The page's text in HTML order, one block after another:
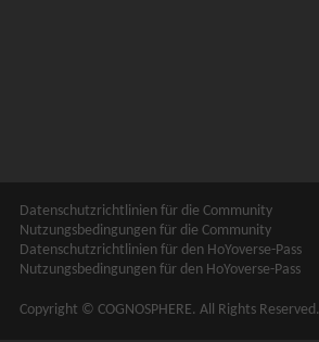
Datenschutzrichtlinien für die Community
Nutzungsbedingungen für die Community
Datenschutzrichtlinien für den HoYoverse-Pass
Nutzungsbedingungen für den HoYoverse-Pass
Copyright © COGNOSPHERE. All Rights Reserved.